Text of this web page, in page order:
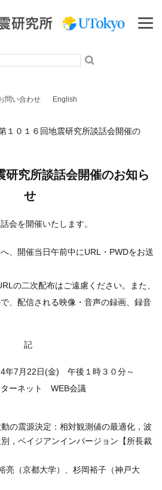
問い合わせ English
１０１６回地震研究所談話会開催の
研究所談話会開催のお知ら
せ
会を開催いたします。
、開催当日午前中にURL・PWDをお送
の二次配布はご遠慮ください。また、
、配信される映像・音声の録画、録音
記
日(金) 午後１時３０分～
ネット WEB会議
の震源決定：相対観測値の最適化，波
，ベイジアンインバージョン【所長裁
（京都大学）、杉岡裕子（神戸大